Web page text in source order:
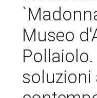
Museo
soluzioni